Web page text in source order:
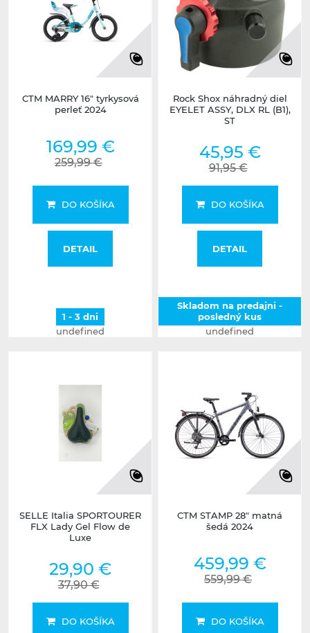
CTM MARRY 16" tyrkysová
perleť 2024
169,99 €
259,99 €
DO KOŠÍKA
DETAIL
1 - 3 dni
undefined
Rock Shox náhradný diel
EYELET ASSY, DLX RL (B1),
ST
45,95 €
91,95 €
DO KOŠÍKA
DETAIL
Skladom na predajni -
posledný kus
undefined
SELLE Italia SPORTOURER
FLX Lady Gel Flow de
Luxe
29,90 €
37,90 €
DO KOŠÍKA
CTM STAMP 28" matná
šedá 2024
459,99 €
559,99 €
DO KOŠÍKA